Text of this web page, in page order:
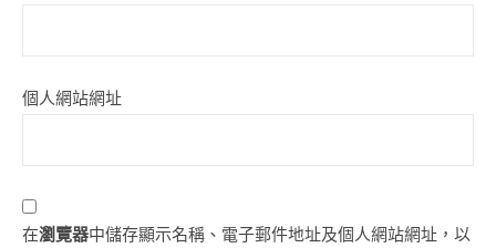
個人網站網址
在瀏覽器中儲存顯示名稱、電子郵件地址及個人網站網址，以